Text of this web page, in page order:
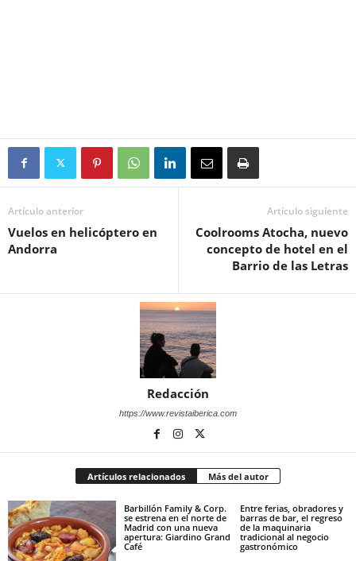
Artículo anterior
Vuelos en helicóptero en
Andorra
Artículo siguiente
Coolrooms Atocha, nuevo
concepto de hotel en el
Barrio de las Letras
Redacción
https://www.revistaiberica.com
Artículos relacionados Más del autor
Barbillón Family & Corp.
se estrena en el norte de
Madrid con una nueva
apertura: Giardino Grand
Café
Entre ferias, obradores y
barras de bar, el regreso
de la maquinaria
tradicional al negocio
gastronómico